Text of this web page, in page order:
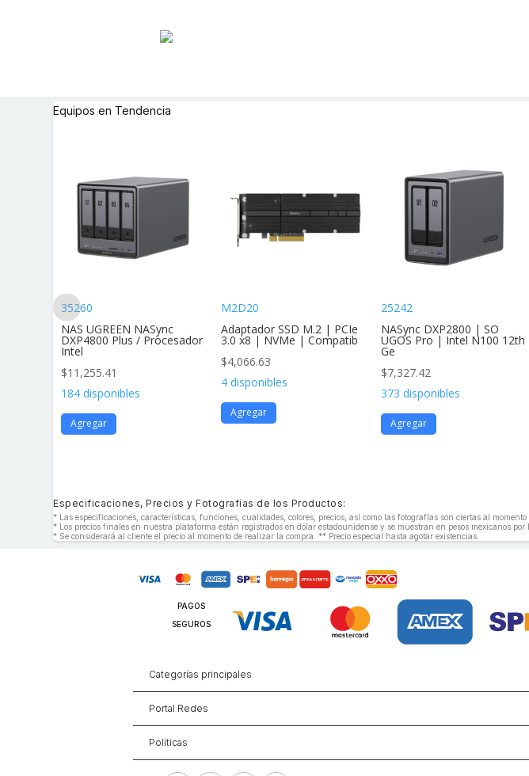
Equipos en Tendencia
35260
NAS UGREEN NASync
DXP4800 Plus / Procesador
Intel
$11,255.41
184 disponibles
Agregar
M2D20
Adaptador SSD M.2 | PCIe
3.0 x8 | NVMe | Compatib
$4,066.63
4 disponibles
Agregar
25242
NASync DXP2800 | SO
UGOS Pro | Intel N100 12th
Ge
$7,327.42
373 disponibles
Agregar
Especificaciones, Precios y Fotografías de los Productos:
* Las especificaciones, características, funciones, cualidades, colores, precios, así como las fotografías son ciertas al
* Los precios finales en nuestra plataforma están registrados en dólar estadounidense y se muestran en pesos mexicanos
* Se considerará al cliente el precio al momento de realizar la compra. ** Precio especial hasta agotar existencias.
PAGOS
SEGUROS
Categorías principales
Portal Redes
Políticas